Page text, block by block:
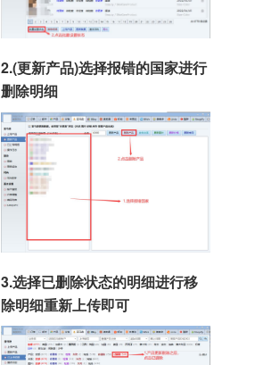
2.(更新产品)选择报错的国家进行
删除明细
3.选择已删除状态的明细进行移
除明细重新上传即可